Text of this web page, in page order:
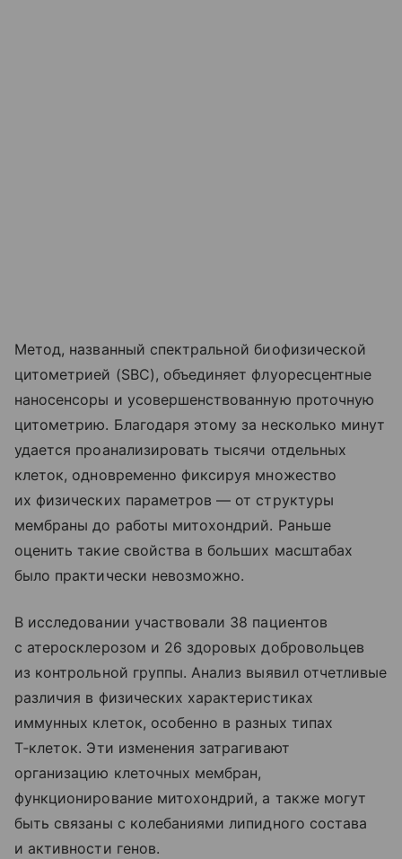
Метод, названный спектральной биофизической
цитометрией (SBC), объединяет флуоресцентные
наносенсоры и усовершенствованную проточную
цитометрию. Благодаря этому за несколько минут
удается проанализировать тысячи отдельных
клеток, одновременно фиксируя множество
их физических параметров — от структуры
мембраны до работы митохондрий. Раньше
оценить такие свойства в больших масштабах
было практически невозможно.
В исследовании участвовали 38 пациентов
с атеросклерозом и 26 здоровых добровольцев
из контрольной группы. Анализ выявил отчетливые
различия в физических характеристиках
иммунных клеток, особенно в разных типах
Т‑клеток. Эти изменения затрагивают
организацию клеточных мембран,
функционирование митохондрий, а также могут
быть связаны с колебаниями липидного состава
и активности генов.